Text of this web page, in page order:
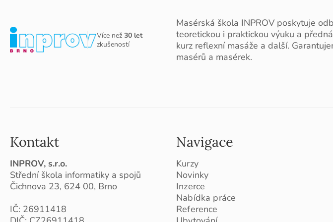
Více než 30 let
zkušeností
Masérská škola INPROV poskytuje
teoretickou i praktickou výuku a
kurz reflexní masáže a další.
masérů a masérek.
Kontakt
INPROV, s.r.o.
Střední škola informatiky a spojů
Čichnova 23, 624 00, Brno
IČ: 26911418
Navigace
Kurzy
Novinky
Inzerce
Nabídka práce
Reference